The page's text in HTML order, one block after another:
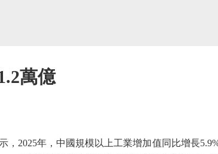
萬億
年，中國規模以上工業增加值同比增長